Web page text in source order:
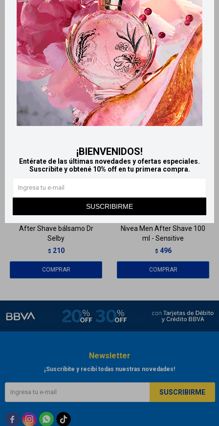
¡BIENVENIDOS!
Entérate de las últimas novedades y ofertas especiales.
Suscribite y obtené 10% off en tu primera compra.
SUSCRIBIRME
Retiros gratuitos en tiendas
Productos que te pueden interesar
LlegaMAÑANA
After Shave bálsamo Dr
Selby
$ 210
Nivea Men After Shave 100
ml - Sensitive
$ 496
Newsletter
¡Suscribite y recibí todas nuestras novedades!
SUSCRIBIRME
  